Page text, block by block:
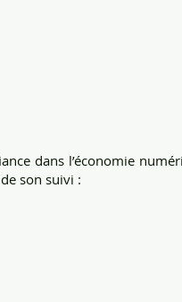
dans l’économie
son suivi :